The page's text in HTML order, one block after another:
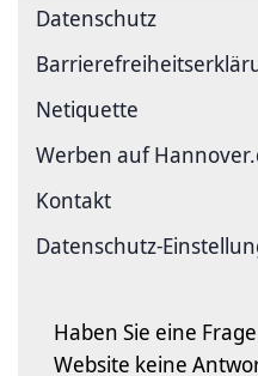
Datenschutz
Netiquette
Werben auf
Kontakt
Datenschutz-
Haben Sie eine
Website keine